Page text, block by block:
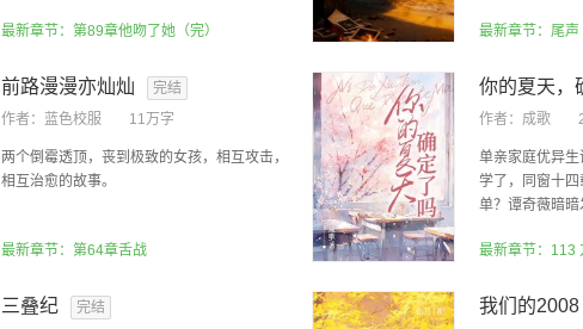
最新章节：第89章他吻了她（完） 最新章节：尾声
前路漫漫亦灿灿
完结
作者： 蓝色校服 11万字
两个倒霉透顶，丧到极致的女孩，相互攻击，
相互治愈的故事。
最新章节：第64章舌战
你的夏天，
作者： 成歌
单亲家庭优异
学了，同窗十
单？谭奇薇暗
最新章节：113
三叠纪
完结
我们的2008